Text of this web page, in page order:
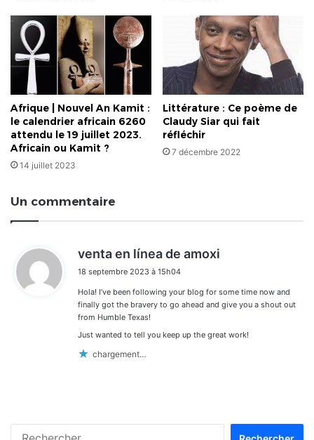
Afrique | Nouvel An Kamit :
le calendrier africain 6260
attendu le 19 juillet 2023.
Africain ou Kamit ?
14 juillet 2023
Littérature : Ce poème de
Claudy Siar qui fait
réfléchir
7 décembre 2022
Un commentaire
venta en línea de amoxi
:
18 septembre 2023 à 15h04
Hola! I’ve been following your blog for some time now and
finally got the bravery to go ahead and give you a shout out
from Humble Texas!
Just wanted to tell you keep up the great work!
chargement…